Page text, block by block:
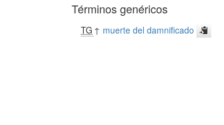
Términos genéricos
TG ↑ muerte del damnificado